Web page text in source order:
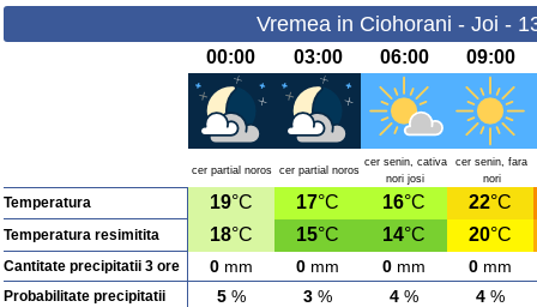
Vremea in Ciohorani - Joi -
00:00 03:00 06:00 09:00
cer partial noros cer partial noros
cer senin, cativa
nori josi
cer senin, fara
nori
Temperatura 19°C 17°C 16°C 22°C
Temperatura resimitita 18°C 15°C 14°C 20°C
Cantitate precipitatii 3 ore 0 mm 0 mm 0 mm 0 mm
Probabilitate precipitatii 5 % 3 % 4 % 4 %